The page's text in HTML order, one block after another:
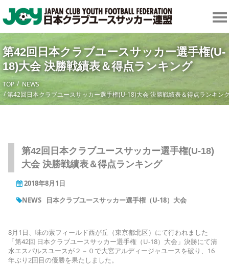
第42回日本クラブユースサッカー選手権(U-
18)大会 決勝戦績表＆得点ランキング
TOP
NEWS
第42回日本クラブユースサッカー選手権(U-18)大会 決勝戦績表＆得点ランキン
第42回日本クラブユースサッカー選手権(U-18)
大会 決勝戦績表＆得点ランキング
2018年8月1日
NEWS
日本クラブユースサッカー選手権（U-18）大会
8月1日、味の素フィールド西が丘（東京都北区）にて行われました
「第42回 日本クラブユースサッカー選手権（U-18）大会」決勝にて清
水エスパルスユースが２－０で大宮アルディージャユースを破り、16
年ぶり2回目の優勝を果たしました。